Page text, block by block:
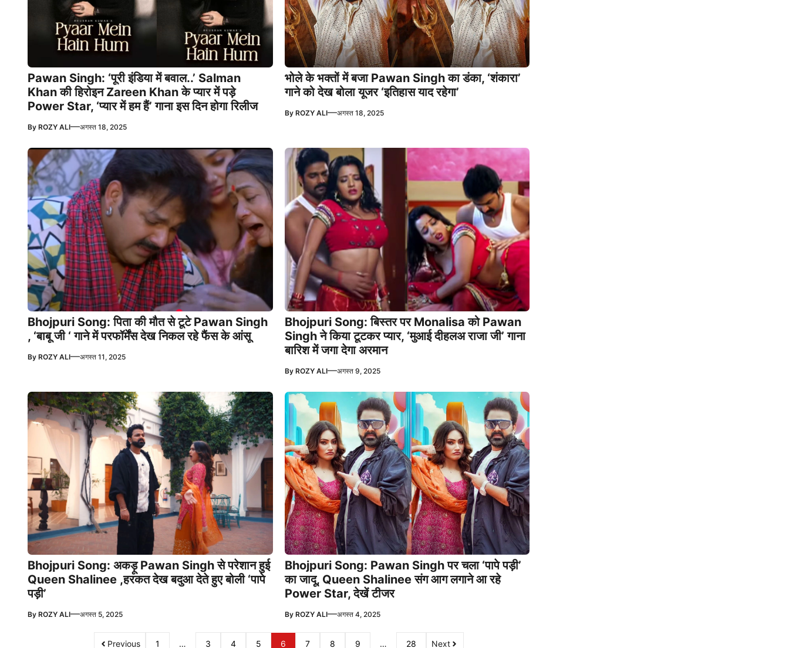
Pawan Singh: ‘पूरी इंडिया में बवाल..’ Salman
Khan की हिरोइन Zareen Khan के प्यार में पड़े
Power Star, ‘प्यार में हम हैं’ गाना इस दिन होगा रिलीज
By ROZY ALI—अगस्त 18, 2025
भोले के भक्तों में बजा Pawan Singh का डंका, ‘शंकारा’
गाने को देख बोला यूजर ‘इतिहास याद रहेगा’
By ROZY ALI—अगस्त 18, 2025
Bhojpuri Song: पिता की मौत से टूटे Pawan Singh
, ‘बाबू जी ‘ गाने में परफॉर्मेंस देख निकल रहे फैंस के आंसू
By ROZY ALI—अगस्त 11, 2025
Bhojpuri Song: बिस्तर पर Monalisa को Pawan
Singh ने किया टूटकर प्यार, ‘मुआई दीहलअ राजा जी’ गाना
बारिश में जगा देगा अरमान
By ROZY ALI—अगस्त 9, 2025
Bhojpuri Song: अकड़ू Pawan Singh से परेशान हुई
Queen Shalinee ,हरकत देख बदुआ देते हुए बोली ‘पापे
पड़ी’
By ROZY ALI—अगस्त 5, 2025
Bhojpuri Song: Pawan Singh पर चला ‘पापे पड़ी’
का जादू, Queen Shalinee संग आग लगाने आ रहे
Power Star, देखें टीजर
By ROZY ALI—अगस्त 4, 2025
Previous 1 … 3 4 5 6 7 8 9 … 28 Next